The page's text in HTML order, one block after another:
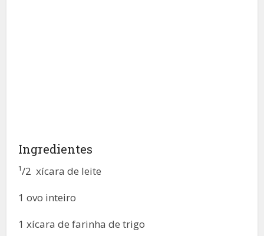
Ingredientes
¹/2 xícara de leite
1 ovo inteiro
1 xícara de farinha de trigo